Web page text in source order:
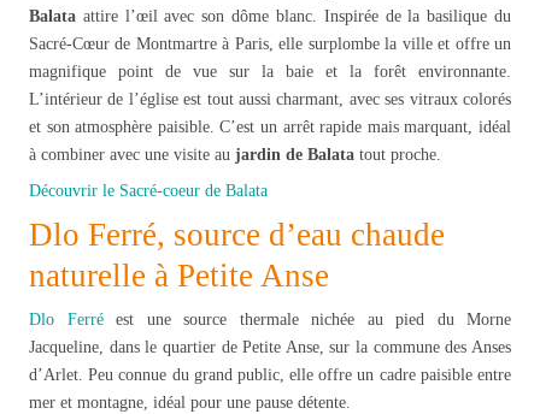
Balata attire l’œil avec son dôme blanc. Inspirée de la basilique du
Sacré-Cœur de Montmartre à Paris, elle surplombe la ville et offre un
magnifique point de vue sur la baie et la forêt environnante.
L’intérieur de l’église est tout aussi charmant, avec ses vitraux colorés
et son atmosphère paisible. C’est un arrêt rapide mais marquant, idéal
à combiner avec une visite au jardin de Balata tout proche.
Découvrir le Sacré-coeur de Balata
Dlo Ferré, source d’eau chaude
naturelle à Petite Anse
Dlo Ferréest une source thermale nichée au pied du Morne
Jacqueline, dans le quartier de Petite Anse, sur la commune des Anses
d’Arlet. Peu connue du grand public, elle offre un cadre paisible entre
mer et montagne, idéal pour une pause détente.